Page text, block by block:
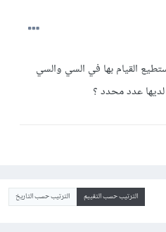
القيام بها في السي والسي
عدد محدد ؟
الترتيب حسب التقييم الترتيب حسب التاريخ